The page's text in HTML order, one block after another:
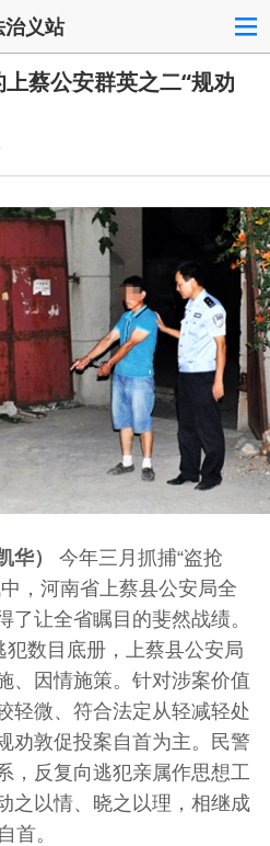
治义站
蔡公安群英之二“规劝
华）
今年三月抓捕“盗抢
，河南省上蔡县公安局全
了让全省瞩目的斐然战绩。
犯数目底册，上蔡县公安局
、因情施策。针对涉案价值
轻微、符合法定从轻减轻处
劝敦促投案自首为主。民警
，反复向逃犯亲属作思想工
之以情、晓之以理，相继成
首。